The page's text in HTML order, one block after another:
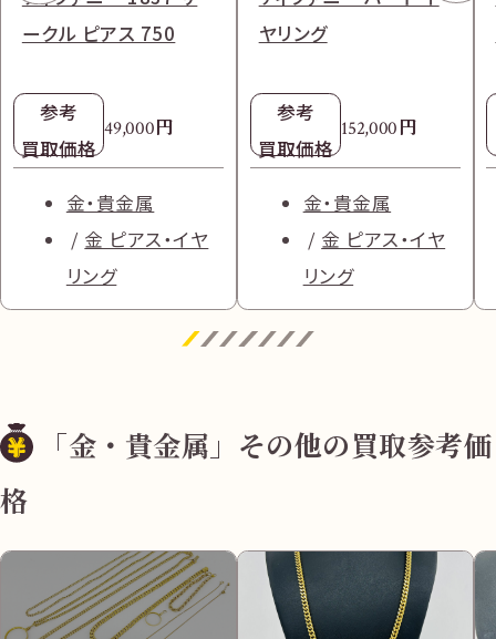
ークル ピアス 750
参考
買取価格
49,000円
金・貴金属
金 ピアス・イヤ
リング
ヤリング
参考
買取価格
152,000円
金・貴金属
金 ピアス・イヤ
リング
「金・貴金属」その他の買取参考価
格